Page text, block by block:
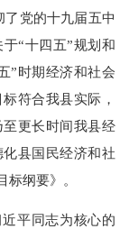
了党的十九届五中
“十四五”规划和
”时期经济和社会
符合我县实际，
更长时间我县经
县国民经济和社
纲要》。
平同志为核心的